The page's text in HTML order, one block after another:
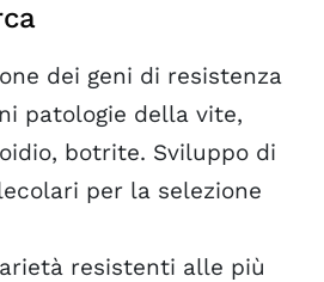
dei geni di resistenza
patologie della vite,
botrite. Sviluppo di
per la selezione
resistenti alle più